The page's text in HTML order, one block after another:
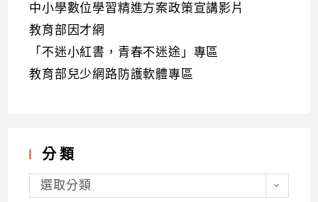
中小學數位學習精進方案政策宣講影片
教育部因才網
「不迷小紅書，青春不迷途」專區
教育部兒少網路防護軟體專區
分類
分
類選取分類